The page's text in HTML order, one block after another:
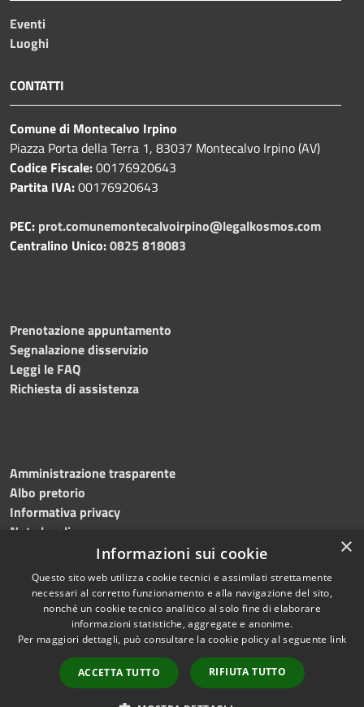
Eventi
Luoghi
CONTATTI
Comune di Montecalvo Irpino
Piazza Porta della Terra 1, 83037 Montecalvo Irpino (AV)
Codice Fiscale:00176920643
Partita IVA:00176920643
PEC: prot.comunemontecalvoirpino@legalkosmos.com
Centralino Unico:0825 818083
Prenotazione appuntamento
Segnalazione disservizio
Leggi le FAQ
Richiesta di assistenza
Amministrazione trasparente
Albo pretorio
Informativa privacy
Note legali
Dichiarazione di accessibilità
Accessibilità
Copyright © 2024 •
Comune di Montecalvo
Irpino • Powered by
Municipium•Redazione
×
Informazioni sui cookie
Questo sito web utilizza cookie tecnici e assimilati strettamente
necessari al corretto funzionamento e alla navigazione del sito,
nonché un cookie tecnico analitico al solo fine di elaborare
informazioni statistiche, aggregate e anonime.
Per maggiori dettagli, può consultare la cookie policy al seguente link
ACCETTA TUTTO RIFIUTA TUTTO